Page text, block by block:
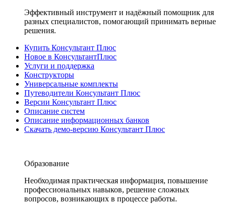
Эффективный инструмент и надёжный помощник для
разных специалистов, помогающий принимать верные
решения.
Купить Консультант Плюс
Новое в КонсультантПлюс
Услуги и поддержка
Конструкторы
Универсальные комплекты
Путеводители Консультант Плюс
Версии Консультант Плюс
Описание систем
Описание информационных банков
Скачать демо-версию Консультант Плюс
Образование
Необходимая практическая информация, повышение
профессиональных навыков, решение сложных
вопросов, возникающих в процессе работы.